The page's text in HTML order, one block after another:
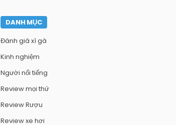
DANH MỤC
Đánh giá xì gà
Kinh nghiệm
Người nổi tiếng
Review mọi thứ
Review Rượu
Review xe hơi